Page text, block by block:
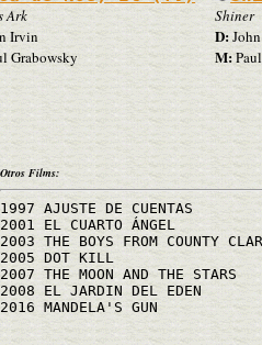
Ark
Irvin
Grabowsky
Shiner
D:
M:
Otros Films:
1997 AJUSTE DE CUENTAS
2001 EL CUARTO ÁNGEL
2003 THE BOYS FROM COUNTY
2005 DOT KILL
2007 THE MOON AND THE STARS
2008 EL JARDIN DEL EDEN
2016 MANDELA'S GUN